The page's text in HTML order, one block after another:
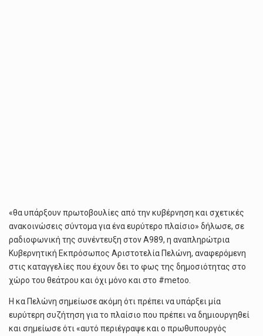
«θα υπάρξουν πρωτοβουλίες από την κυβέρνηση και σχετικές
ανακοινώσεις σύντομα για ένα ευρύτερο πλαίσιο» δήλωσε, σε
ραδιοφωνική της συνέντευξη στον Α989, η αναπληρώτρια
Κυβερνητική Εκπρόσωπος Αριστοτελία Πελώνη, αναφερόμενη
στις καταγγελίες που έχουν δει το φως της δημοσιότητας στο
χώρο του θεάτρου και όχι μόνο και στο #metoo.
Η κα Πελώνη σημείωσε ακόμη ότι πρέπει να υπάρξει μία
ευρύτερη συζήτηση για το πλαίσιο που πρέπει να δημιουργηθεί
και σημείωσε ότι «αυτό περιέγραψε και ο πρωθυπουργός